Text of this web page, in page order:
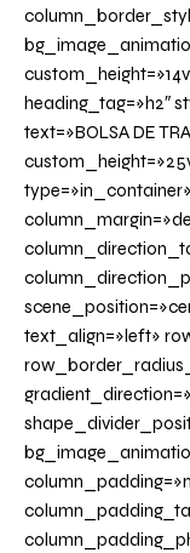
heading_tag=»h2″
text=»BOLSA DE
text_align=»left»